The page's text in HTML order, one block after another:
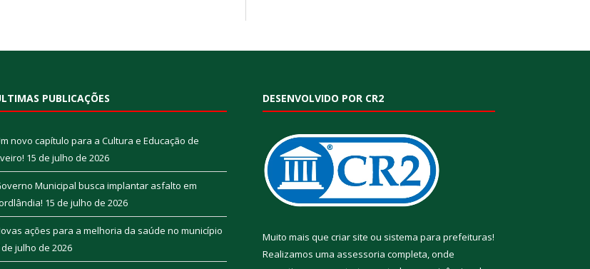
PUBLICAÇÕES
novo capítulo para a Cultura e Educação de
15 de julho de 2026
Municipal busca implantar asfalto em
15 de julho de 2026
ações para a melhoria da saúde no município
de julho de 2026
DESENVOLVIDO POR CR2
Muito mais que criar site ou sistema para prefeituras!
Realizamos uma assessoria completa, onde